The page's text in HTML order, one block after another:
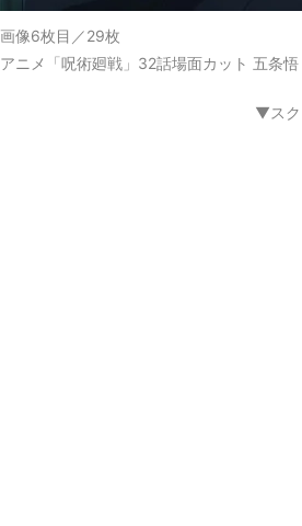
画像6枚目／29枚
アニメ「呪術廻戦」32話場面カット 五条悟
▼スク